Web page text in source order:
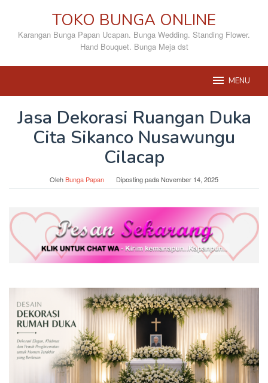
konten
TOKO BUNGA ONLINE
Karangan Bunga Papan Ucapan. Bunga Wedding. Standing Flower.
Hand Bouquet. Bunga Meja dst
MENU
Jasa Dekorasi Ruangan Duka
Cita Sikanco Nusawungu
Cilacap
OlehBunga Papan Diposting padaNovember 14, 2025